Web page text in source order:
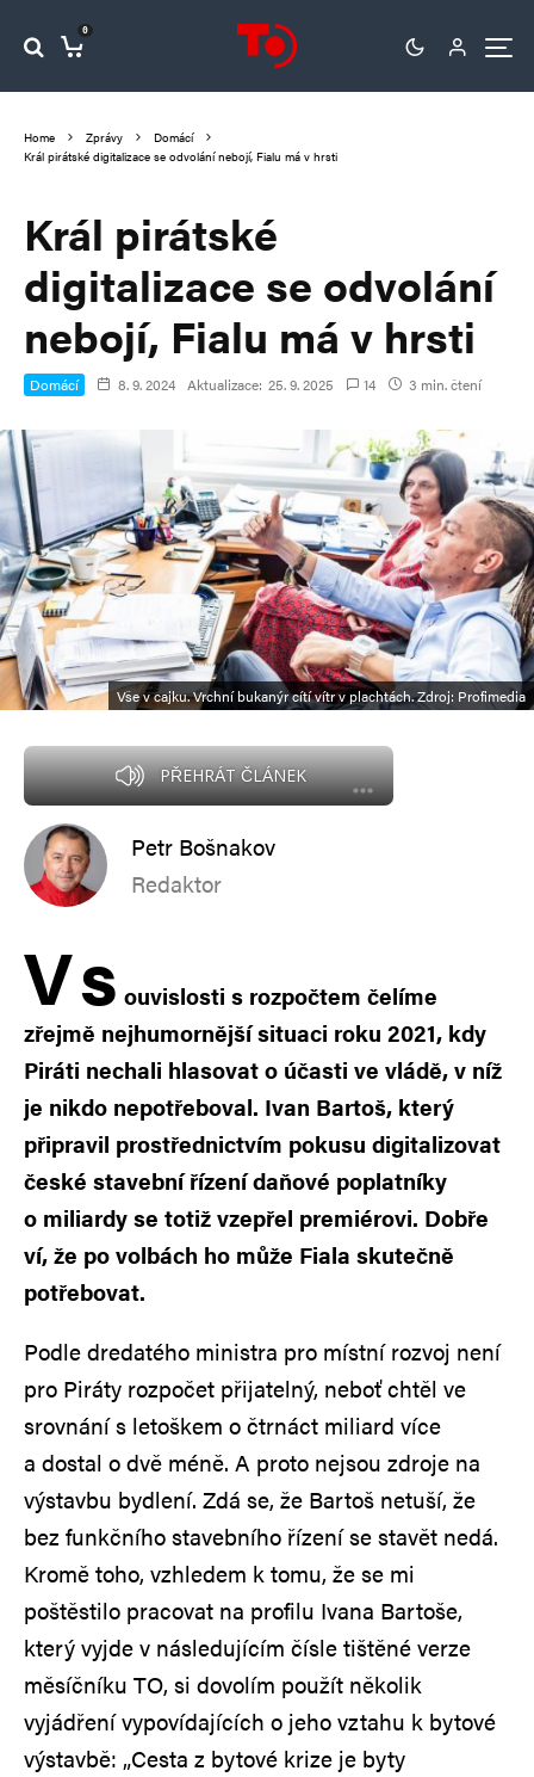
0
Home Zprávy
Domácí
Král pirátské digitalizace se odvolání nebojí, Fialu má v hrsti
Král pirátské
digitalizace se odvolání
nebojí, Fialu má v hrsti
Domácí 8. 9. 2024 Aktualizace: 25. 9. 2025 14 3 min. čtení
Vše v cajku. Vrchní bukanýr cítí vítr v plachtách. Zdroj: Profimedia
PŘEHRÁT ČLÁNEK
Petr Bošnakov
Redaktor
Vs ouvislosti s rozpočtem čelíme
zřejmě nejhumornější situaci roku 2021, kdy
Piráti nechali hlasovat o účasti ve vládě, v níž
je nikdo nepotřeboval. Ivan Bartoš, který
připravil prostřednictvím pokusu digitalizovat
české stavební řízení daňové poplatníky
o miliardy se totiž vzepřel premiérovi. Dobře
ví, že po volbách ho může Fiala skutečně
potřebovat.
Podle dredatého ministra pro místní rozvoj není
pro Piráty rozpočet přijatelný, neboť chtěl ve
srovnání s letoškem o čtrnáct miliard více
a dostal o dvě méně. A proto nejsou zdroje na
výstavbu bydlení. Zdá se, že Bartoš netuší, že
bez funkčního stavebního řízení se stavět nedá.
Kromě toho, vzhledem k tomu, že se mi
poštěstilo pracovat na profilu Ivana Bartoše,
který vyjde v následujícím čísle tištěné verze
měsíčníku TO, si dovolím použít několik
vyjádření vypovídajících o jeho vztahu k bytové
výstavbě: „Cesta z bytové krize je byty